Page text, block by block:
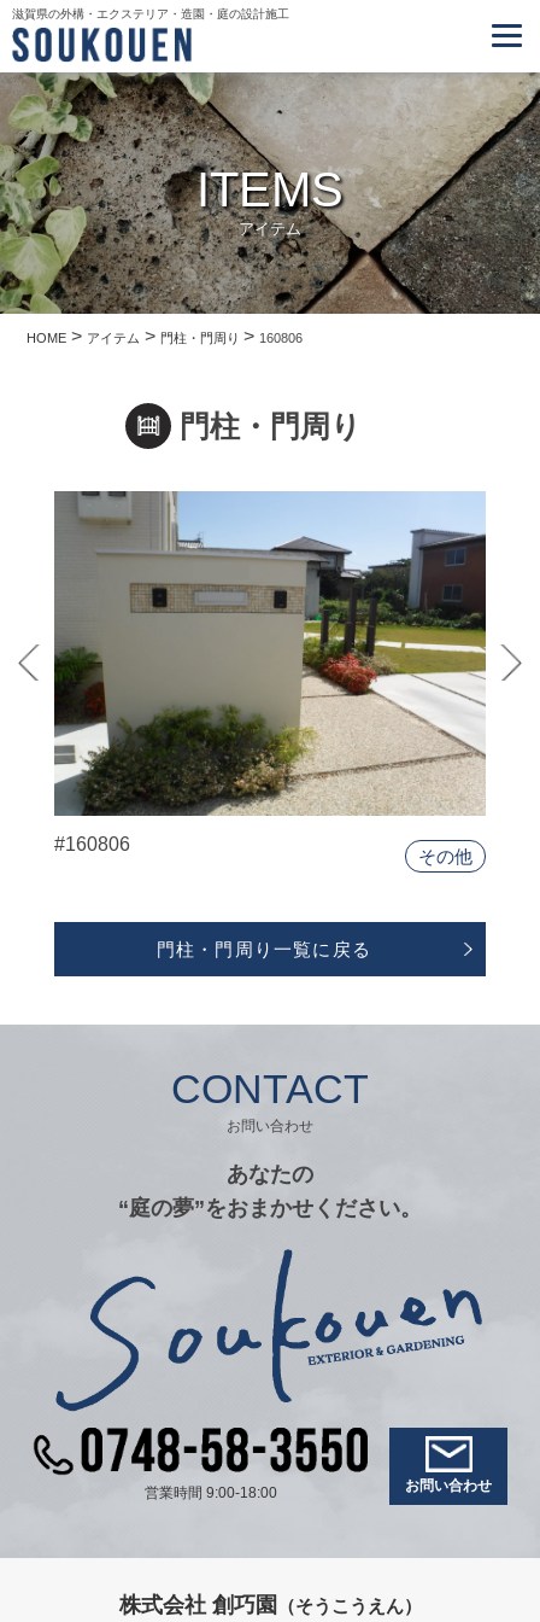
滋賀県の外構・エクステリア・造園・庭の設計施工
ITEMS
アイテム
HOME > アイテム > 門柱・門周り> 160806
門柱・門周り
#160806
その他
門柱・門周り一覧に戻る
CONTACT
お問い合わせ
あなたの
“庭の夢”をおまかせください。
営業時間 9:00-18:00 お問い合わせ
株式会社 創巧園 （そうこうえん）